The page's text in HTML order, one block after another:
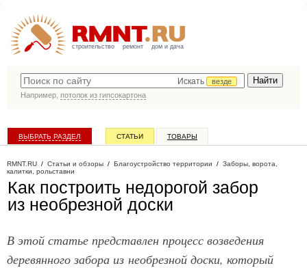
строительство ремонт дом и дача
Искать
везде
Например, потолок из гипсокартона
ВЫБРАТЬ РАЗДЕЛ СТАТЬИ ТОВАРЫ
RMNT.RU / Статьи и обзоры / Благоустройство территории / Заборы, ворота,
калитки, рольставни
Как построить недорогой забор
из необрезной доски
В этой статье представлен процесс возведения
деревянного забора из необрезной доски, который